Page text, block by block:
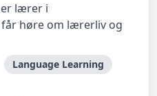
er lærer i
høre om lærerliv og
Language Learning